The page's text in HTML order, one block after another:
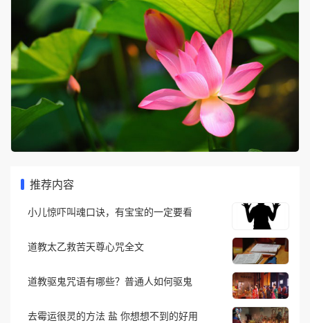
推荐内容
小儿惊吓叫魂口诀，有宝宝的一定要看
道教太乙救苦天尊心咒全文
道教驱鬼咒语有哪些？普通人如何驱鬼
去霉运很灵的方法 盐 你想想不到的好用